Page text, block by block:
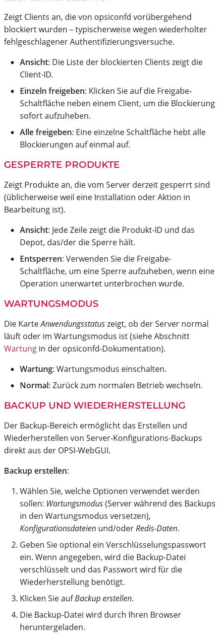
Zeigt Clients an, die von opsiconfd vorübergehend
blockiert wurden – typischerweise wegen wiederholter
fehlgeschlagener Authentifizierungsversuche.
Ansicht: Die Liste der blockierten Clients zeigt die
Client-ID.
Einzeln freigeben: Klicken Sie auf die Freigabe-
Schaltfläche neben einem Client, um die Blockierung
sofort aufzuheben.
Alle freigeben: Eine einzelne Schaltfläche hebt alle
Blockierungen auf einmal auf.
GESPERRTE PRODUKTE
Zeigt Produkte an, die vom Server derzeit gesperrt sind
(üblicherweise weil eine Installation oder Aktion in
Bearbeitung ist).
Ansicht: Jede Zeile zeigt die Produkt-ID und das
Depot, das/der die Sperre hält.
Entsperren: Verwenden Sie die Freigabe-
Schaltfläche, um eine Sperre aufzuheben, wenn eine
Operation unerwartet unterbrochen wurde.
WARTUNGSMODUS
Die KarteAnwendungsstatuszeigt, ob der Server normal
läuft oder im Wartungsmodus ist (siehe Abschnitt
Wartung in der opsiconfd-Dokumentation).
Wartung: Wartungsmodus einschalten.
Normal: Zurück zum normalen Betrieb wechseln.
BACKUP UND WIEDERHERSTELLUNG
Der Backup-Bereich ermöglicht das Erstellen und
Wiederherstellen von Server-Konfigurations-Backups
direkt aus der OPSI-WebGUI.
Backup erstellen:
Wählen Sie, welche Optionen verwendet werden
sollen: Wartungsmodus(Server während des Backups
in den Wartungsmodus versetzen),
Konfigurationsdateien und/oderRedis-Daten.
Geben Sie optional ein Verschlüsselungspasswort
ein. Wenn angegeben, wird die Backup-Datei
verschlüsselt und das Passwort wird für die
Wiederherstellung benötigt.
Klicken Sie aufBackup erstellen.
Die Backup-Datei wird durch Ihren Browser
heruntergeladen.